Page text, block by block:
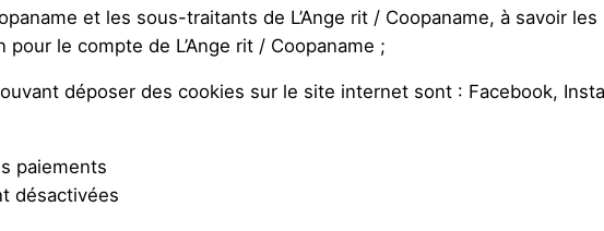
et les sous-traitants de L’Ange rit / Coopaname, à savoir
le compte de L’Ange rit / Coopaname ;
déposer des cookies sur le site internet sont : Facebook,
paiements
désactivées